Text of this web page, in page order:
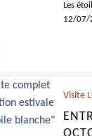
Les
12/07/
Visite